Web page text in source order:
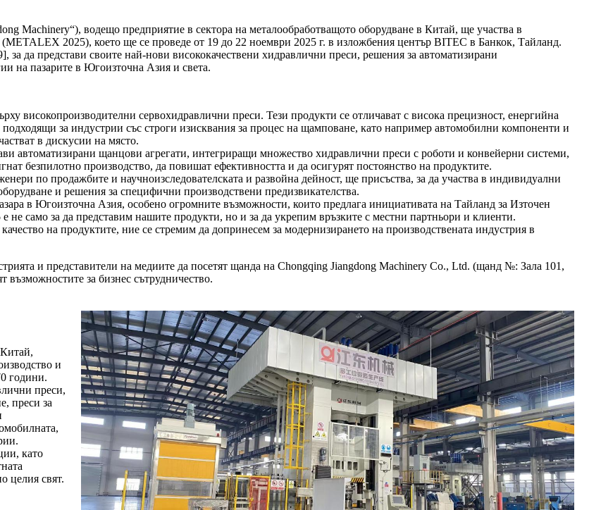
Machinery“), водещо предприятие в сектора на металообработващото оборудване в Китай, ще участва в
2025), което ще се проведе от 19 до 22 ноември 2025 г. в изложбения център BITEC в Банкок, Тайланд.
да представи своите най-нови висококачествени хидравлични преси, решения за автоматизирани
на пазарите в Югоизточна Азия и света.
високопроизводителни сервохидравлични преси. Тези продукти се отличават с висока прецизност, енергийна
за индустрии със строги изисквания за процес на щамповане, като например автомобилни компоненти и
в дискусии на място.
автоматизирани щанцови агрегати, интегриращи множество хидравлични преси с роботи и конвейерни системи,
безпилотно производство, да повишат ефективността и да осигурят постоянство на продуктите.
по продажбите и научноизследователската и развойна дейност, ще присъства, за да участва в индивидуални
и решения за специфични производствени предизвикателства.
в Югоизточна Азия, особено огромните възможности, които предлага инициативата на Тайланд за Източен
само за да представим нашите продукти, но и за да укрепим връзките с местни партньори и клиенти.
на продуктите, ние се стремим да допринесем за модернизирането на производствената индустрия в
и представители на медиите да посетят щанда на Chongqing Jiangdong Machinery Co., Ltd. (щанд №: Зала 101,
възможностите за бизнес сътрудничество.
и
години.
преси,
преси за
като
целия свят.